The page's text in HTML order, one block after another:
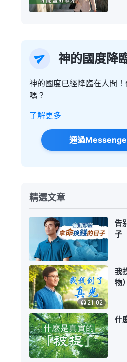
神的國度降
神的國度已經降臨在人間
嗎？
了解更多
通過
精選文章
告
子
21:02
我
物）
什